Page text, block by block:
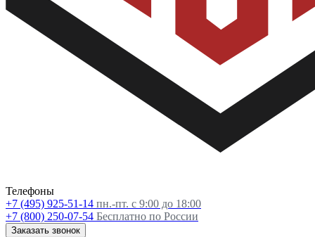
Телефоны
+7 (495) 925-51-14 пн.-пт. с 9:00 до 18:00
+7 (800) 250-07-54 Бесплатно по России
Заказать звонок